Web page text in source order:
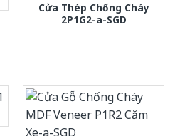
Cửa Thép Chống Cháy
2P1G2-a-SGD